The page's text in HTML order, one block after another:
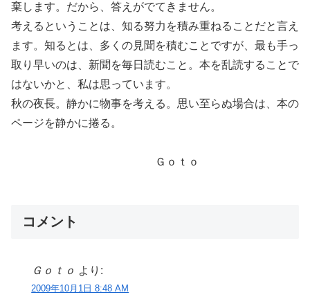
棄します。だから、答えがでてきません。
考えるということは、知る努力を積み重ねることだと言え
ます。知るとは、多くの見聞を積むことですが、最も手っ
取り早いのは、新聞を毎日読むこと。本を乱読することで
はないかと、私は思っています。
秋の夜長。静かに物事を考える。思い至らぬ場合は、本の
ページを静かに捲る。
Ｇｏｔｏ
コメント
Ｇｏｔｏ より:
2009年10月1日 8:48 AM